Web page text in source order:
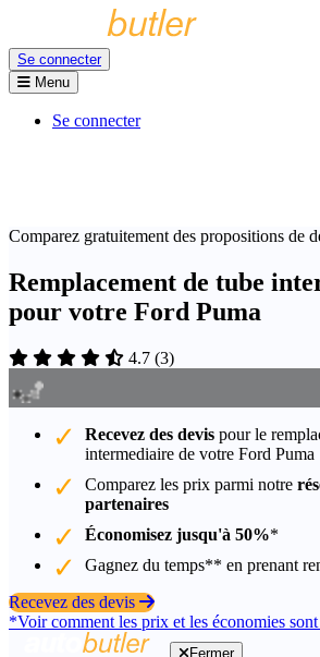
Se connecter
Menu
Se connecter
Comparez gratuitement des propositions de
Remplacement de tube
pour votre Ford Puma
4.7 (3)
Recevez des devis pour le
intermediaire de votre Ford Puma
Comparez les prix parmi notre
partenaires
Économisez jusqu'à 50%*
Gagnez du temps** en prenant
Recevez des devis
*Voir comment les prix et les économies
Fermer